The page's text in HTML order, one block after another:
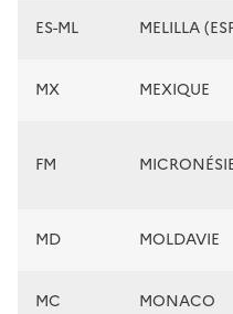
ES-ML MELILLA
MX MEXIQUE
FM
MD MOLDAVIE
MC MONACO